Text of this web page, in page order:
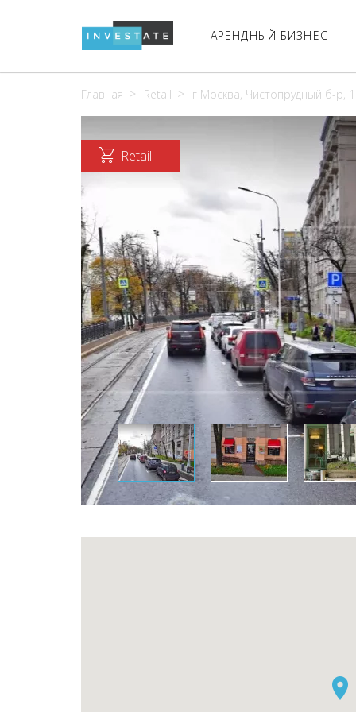
АРЕНДНЫЙ БИЗНЕС
Главная Retail г Москва, Чистопрудный б-р,
Retail